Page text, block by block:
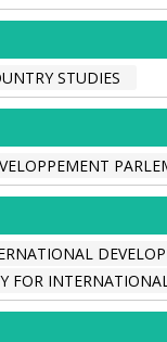
STUDIES
FOR